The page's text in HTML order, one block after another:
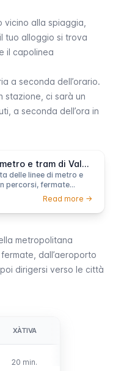
vicino alla spiaggia,
tuo alloggio si trova
il capolinea
a seconda dell’orario.
stazione, ci sarà un
a seconda dell’ora in
Tutte le linee di metro e tram di Valencia spiegate
delle linee di metro e
percorsi, fermate
Read more ->
metropolitana
dall’aeroporto
dirigersi verso le città
XÀTIVA
20 min.